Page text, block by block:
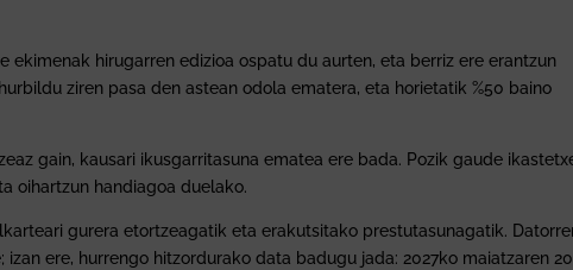
ekimenak hirugarren edizioa ospatu du aurten, eta berriz ere erantzun
ziren pasa den astean odola ematera, eta horietatik %50 baino
gain, kausari ikusgarritasuna ematea ere bada. Pozik gaude
oihartzun handiagoa duelako.
gurera etortzeagatik eta erakutsitako prestutasunagatik.
ere, hurrengo hitzordurako data badugu jada: 2027ko maiatzaren